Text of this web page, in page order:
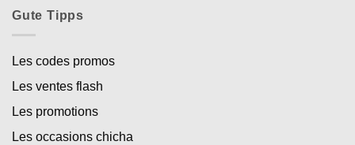
Gute Tipps
Les codes promos
Les ventes flash
Les promotions
Les occasions chicha